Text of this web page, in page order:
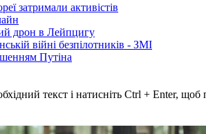
затримали активістів
дрон в Лейпцигу
війні безпілотників - ЗМІ
Путіна
текст і натисніть Ctrl + Enter,